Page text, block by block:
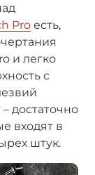
Pro есть,
и легко
с
достаточно
входят в
штук.